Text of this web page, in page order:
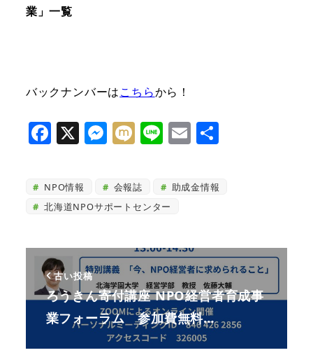
業」一覧
バックナンバーはこちらから！
F
c
e
o
o
k
X M
ss
e
g
e
r
M
i
Li
e
E
ai
l
共
NPO情報 会報誌
助成金情報
北海道NPOサポートセンター
古い投稿
ろうきん寄付講座 NPO経営者育成事
業フォーラム 参加費無料…